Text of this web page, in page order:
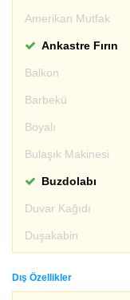
Amerikan Mutfak
Ankastre Fırın
Balkon
Barbekü
Boyalı
Bulaşık Makinesi
Buzdolabı
Duvar Kağıdı
Duşakabin
Dış Özellikler